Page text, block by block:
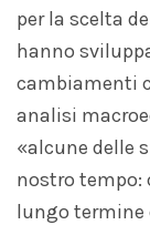
per la scelta
hanno
cambiamenti
analisi
«alcune delle
nostro tempo:
lungo termine